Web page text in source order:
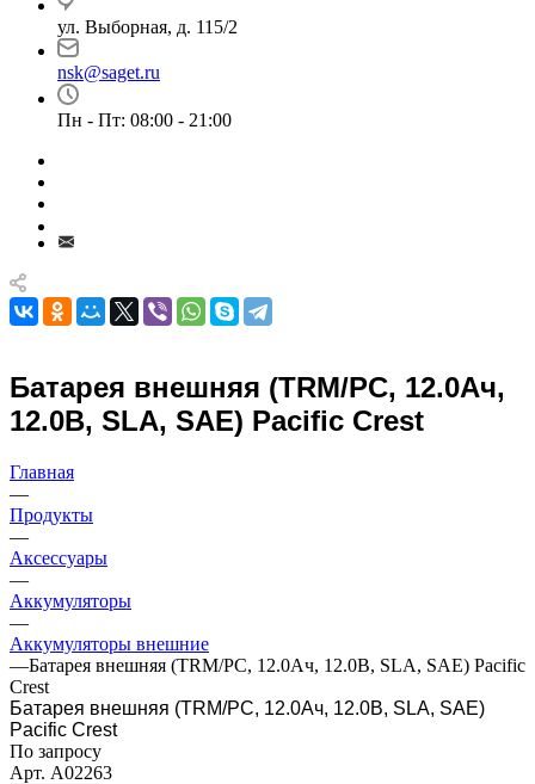
ул. Выборная, д. 115/2
nsk@saget.ru
Пн - Пт: 08:00 - 21:00
Батарея внешняя (TRM/PC, 12.0Ач,
12.0В, SLA, SAE) Pacific Crest
Главная
—
Продукты
—
Аксессуары
—
Аккумуляторы
—
Аккумуляторы внешние
—Батарея внешняя (TRM/PC, 12.0Ач, 12.0В, SLA, SAE) Pacific
Crest
Батарея внешняя (TRM/PC, 12.0Ач, 12.0В, SLA, SAE)
Pacific Crest
По запросу
Арт. A02263